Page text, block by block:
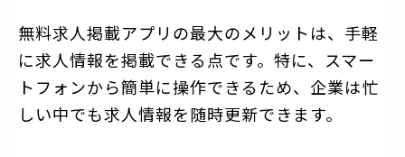
無料求人掲載アプリの最大のメリットは、手軽
に求人情報を掲載できる点です。特に、スマー
トフォンから簡単に操作できるため、企業は忙
しい中でも求人情報を随時更新できます。